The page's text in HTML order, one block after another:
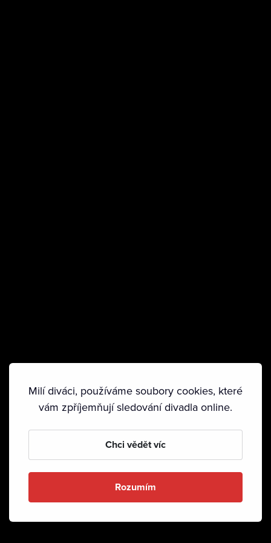
Milí diváci, používáme soubory cookies, které
vám zpříjemňují sledování divadla online.
Chci vědět víc
Rozumím